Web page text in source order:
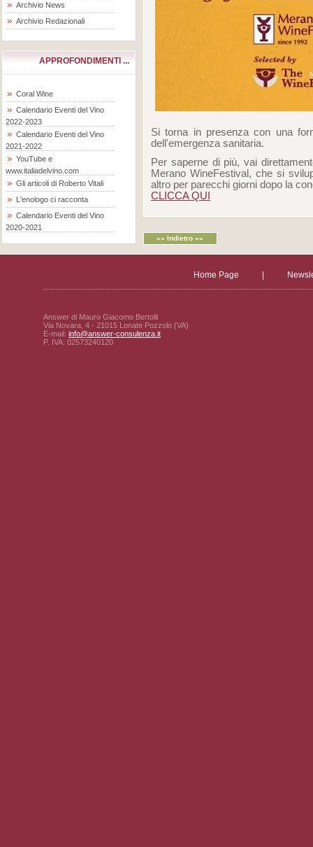
Archivio News
Archivio Redazionali
APPROFONDIMENTI ...
Coral Wine
Calendario Eventi del Vino
2022-2023
Calendario Eventi del Vino
2021-2022
YouTube e
www.italiadelvino.com
Gli articoli di Roberto Vitali
L'enologo ci racconta
Calendario Eventi del Vino
2020-2021
Si torna in presenza con una
dell'emergenza sanitaria.
Per saperne di più, vai
Merano WineFestival, che si
altro per parecchi giorni dopo la
CLICCA QUI
«« Indietro ««
Home Page
Answer di Mauro Giacomo Bertolli
Via Novara, 4 - 21015 Lonate Pozzolo (VA)
E-mail: info@answer-consulenza.it
P. IVA: 02573240120